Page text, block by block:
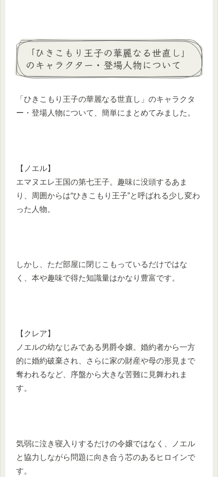
「ひきこもり王子の華麗なる世直し」
のキャラクター・登場人物について
「ひきこもり王子の華麗なる世直し」のキャラクタ
ー・登場人物について、簡単にまとめてみました。
【ノエル】
エマヌエレ王国の第七王子。趣味に没頭するあま
り、周囲からは“ひきこもり王子”と呼ばれる少し変わ
った人物。
しかし、ただ部屋に閉じこもっているだけではな
く、本や趣味で得た知識量はかなり豊富です。
【クレア】
ノエルの幼なじみである男爵令嬢。婚約者から一方
的に婚約破棄され、さらに家の財産や母の形見まで
奪われるなど、序盤から大きな苦難に見舞われま
す。
気弱に泣き寝入りするだけの令嬢ではなく、ノエル
と協力しながら問題に向き合う芯のあるヒロインで
す。